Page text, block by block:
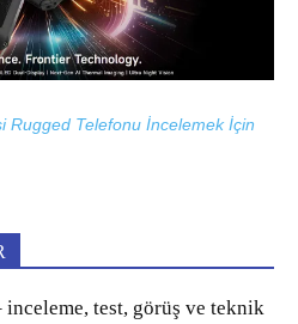
Rugged Telefonu İncelemek İçin
test, görüş ve teknik